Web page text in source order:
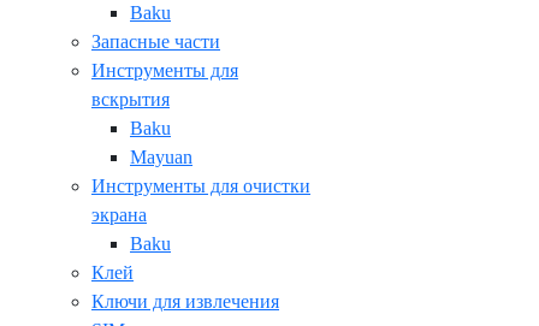
Baku
Запасные части
Инструменты для
вскрытия
Baku
Mayuan
Инструменты для очистки
экрана
Baku
Клей
Ключи для извлечения